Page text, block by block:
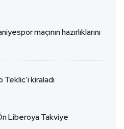
maçının hazırlıklarını
Teklic’i kiraladı
Liberoya Takviye